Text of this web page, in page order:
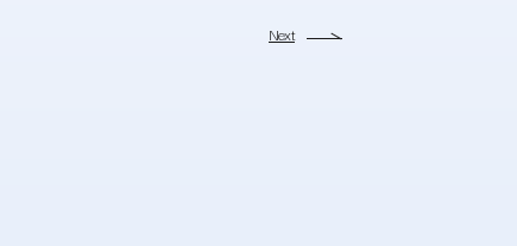
Next